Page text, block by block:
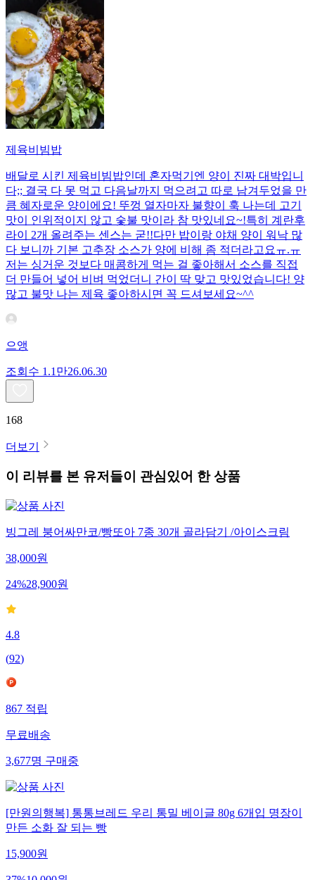
제육비빔밥
배달로 시킨 제육비빔밥인데 혼자먹기엔 양이 진짜 대박입니
다;; 결국 다 못 먹고 다음날까지 먹으려고 따로 남겨두었을 만
큼 혜자로운 양이에요! 뚜껑 열자마자 불향이 훅 나는데 고기
맛이 인위적이지 않고 숯불 맛이라 참 맛있네요~!특히 계란후
라이 2개 올려주는 센스는 굳!! ​다만 밥이랑 야채 양이 워낙 많
다 보니까 기본 고추장 소스가 양에 비해 좀 적더라고요ㅠ.ㅠ
저는 싱거운 것보다 매콤하게 먹는 걸 좋아해서 소스를 직접
더 만들어 넣어 비벼 먹었더니 간이 딱 맞고 맛있었습니다! 양
많고 불맛 나는 제육 좋아하시면 꼭 드셔보세요~^^
으앵
조회수 1.1만26.06.30
168
더보기
이 리뷰를 본 유저들이 관심있어 한 상품
빙그레 붕어싸만코/빵또아 7종 30개 골라담기 /아이스크림
38,000원
24%28,900원
4.8
(92)
867 적립
무료배송
3,677명 구매중
[만원의행복] 통통브레드 우리 통밀 베이글 80g 6개입 명장이
만든 소화 잘 되는 빵
15,900원